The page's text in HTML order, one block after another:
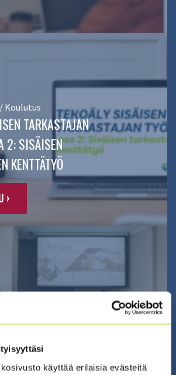
käyttää erilaisia evästeitä
/ Koulutus
TARKASTAJAN
2: SISÄISEN
KENTTÄTYÖ
›
Valmennus (suomeksi)
+ 10.9.)